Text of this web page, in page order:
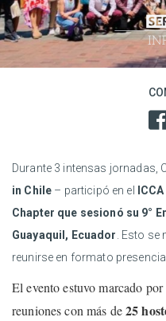
Durante 3 intensas jornadas,
in Chile – participó en el
Chapter que sesionó su 9°
Guayaquil, Ecuador . Esto
reunirse en formato presencial.
El evento estuvo marcado
reuniones con más de25